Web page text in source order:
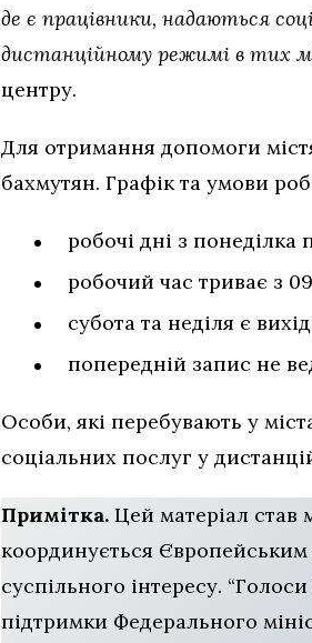
де є працівники, надаються
дистанційному режимі в тих
центру.
Для отримання допомоги
бахмутян. Графік та умови
робочі дні з понеділка
робочий час триває з
субота та неділя є
попередній запис не
Особи, які перебувають у
соціальних послуг у
Примітка. Цей матеріал став
координується
суспільного інтересу.
підтримки Федерального